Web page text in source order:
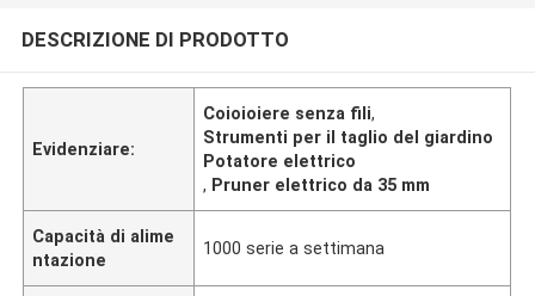
DESCRIZIONE DI PRODOTTO
Evidenziare:
Coioioiere senza fili,
Strumenti per il taglio del giardino
Potatore elettrico
, Pruner elettrico da 35 mm
Capacità di alime
ntazione
1000 serie a settimana